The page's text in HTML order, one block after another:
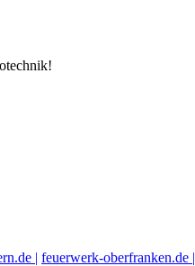
| feuerwerk-oberfranken.de |